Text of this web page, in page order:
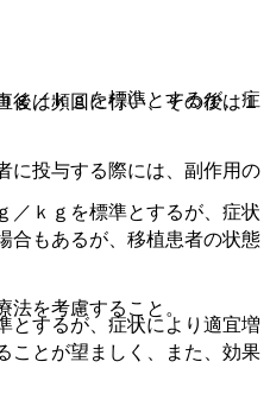
後は頻回に行い、その後は１
に投与する際には、副作用の
合もあるが、移植患者の状態
を考慮すること。
ことが望ましく、また、効果
ｇ／ｋｇを標準とするが、症
／ｋｇを標準とするが、症状
とするが、症状により適宜増